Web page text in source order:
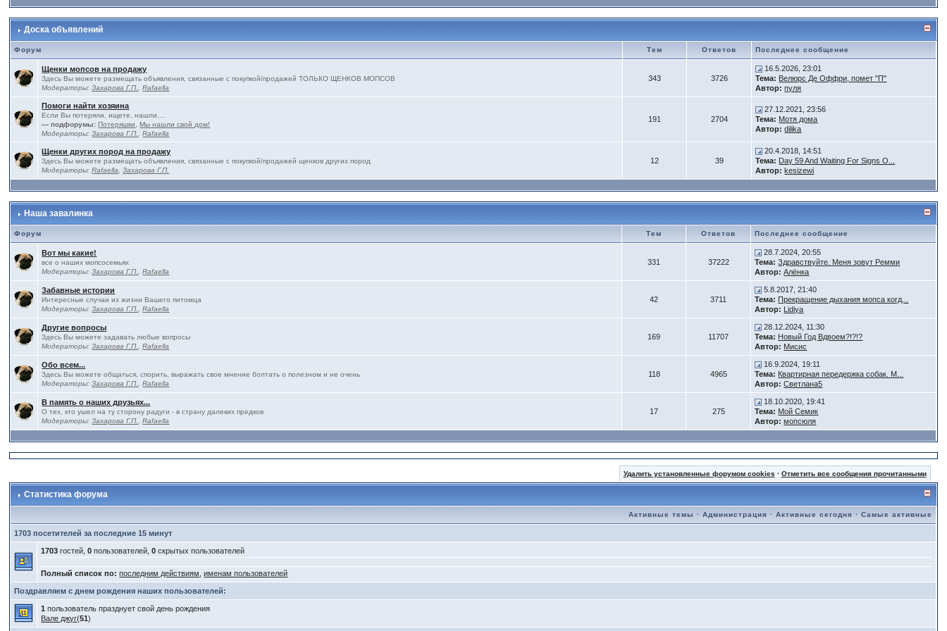
Доска объявлений
Форум Тем Ответов Последнее сообщение
Щенки мопсов на продажу
Здесь Вы можете размещать объявления, связанные с покупкой/продажей ТОЛЬКО ЩЕНКОВ МОПСОВ
Модераторы:Захарова Г.П. ,Rafaella
343 3726
16.5.2026, 23:01
Тема: Велюрс Де Оффри, помет "П"
Автор: пуля
Помоги найти хозяина
Если Вы потеряли, ищете, нашли....
— подфорумы: Потеряшки ,Мы нашли свой дом!
Модераторы:Захарова Г.П. ,Rafaella
191 2704
27.12.2021, 23:56
Тема: Мотя дома
Автор: dilika
Щенки других пород на продажу
Здесь Вы можете размещать объявления, связанные с покупкой/продажей щенков других пород
Модераторы:Rafaella ,Захарова Г.П.
12 39
20.4.2018, 14:51
Тема: Day 59 And Waiting For Signs O...
Автор: kesizewi
Наша завалинка
Форум Тем Ответов Последнее сообщение
Вот мы какие!
все о наших мопсосемьях
Модераторы:Захарова Г.П. ,Rafaella
331 37222
28.7.2024, 20:55
Тема: Здравствуйте. Меня зовут Ремми
Автор: Алёнка
Забавные истории
Интересные случаи из жизни Вашего питомца
Модераторы:Захарова Г.П. ,Rafaella
42 3711
5.8.2017, 21:40
Тема: Прекращение дыхания мопса когд...
Автор: Lidiya
Другие вопросы
Здесь Вы можете задавать любые вопросы
Модераторы:Захарова Г.П. ,Rafaella
169 11707
28.12.2024, 11:30
Тема: Новый Год Вдвоем?!?!?
Автор: Мисис
Обо всем...
Здесь Вы можете общаться, спорить, выражать свое мнение болтать о полезном и не очень
Модераторы:Захарова Г.П. ,Rafaella
118 4965
16.9.2024, 19:11
Тема: Квартирная передержка собак. М...
Автор: Светлана5
В память о наших друзьях...
О тех, кто ушел на ту сторону радуги - в страну далеких предков
Модераторы:Захарова Г.П. ,Rafaella
17 275
18.10.2020, 19:41
Тема: Мой Семик
Автор: мопсюля
Удалить установленные форумом cookies · Отметить все сообщения прочитанными
Статистика форума
Активные темы ·Администрация ·Активные сегодня ·Самые активные
1703 посетителей за последние 15 минут
1703 гостей,0 пользователей,0 скрытых пользователей
Полный список по: последним действиям ,именам пользователей
Поздравляем с днем рождения наших пользователей:
1 пользователь празднует свой день рождения
Вале джуг(51)